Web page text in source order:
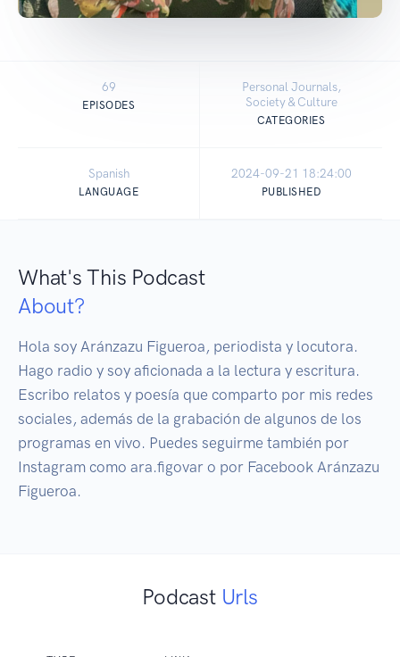
69
EPISODES
Personal Journals,
Society & Culture
CATEGORIES
Spanish
LANGUAGE
2024-09-21 18:24:00
PUBLISHED
What's This Podcast
About?
Hola soy Aránzazu Figueroa, periodista y locutora.
Hago radio y soy aficionada a la lectura y escritura.
Escribo relatos y poesía que comparto por mis redes
sociales, además de la grabación de algunos de los
programas en vivo. Puedes seguirme también por
Instagram como ara.figovar o por Facebook Aránzazu
Figueroa.
Podcast Urls